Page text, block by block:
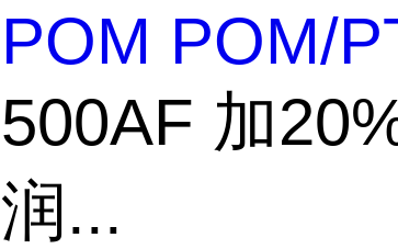
POM POM/
500AF 加
润...